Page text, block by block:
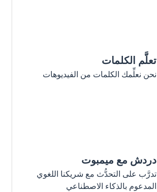
تعلَّم الكلمات
نحن نعلِّمك الكلمات من الفيديوهات
دردش مع ميمبوت
تدرَّب على التحدُّث مع شريكنا اللغوي
المدعوم بالذكاء الاصطناعي